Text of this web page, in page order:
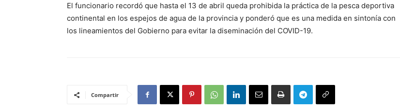
El funcionario recordó que hasta el 13 de abril queda prohibida la práctica de la pesca deportiva
continental en los espejos de agua de la provincia y ponderó que es una medida en sintonía con
los lineamientos del Gobierno para evitar la diseminación del COVID-19.
Compartir